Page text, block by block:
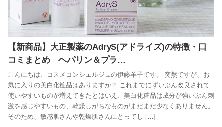
【新商品】大正製薬のAdryS(アドライズ)の特徴・口
コミまとめ ヘパリン＆プラ…
こんにちは、コスメコンシェルジュの伊藤羊子です。 突然ですが、お
気に入りの美白化粧品はありますか？ これまでにずいぶん改良されて
使いやすいものが増えてきたとはいえ、美白化粧品は成分が強いぶん刺
激を感じやすいもの、乾燥しがちなものがまだまだ少なくありません。
そのため、敏感肌さんや乾燥肌さんにとってし […]